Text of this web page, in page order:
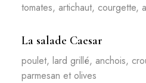
tomates, artichaut, courgette,
La salade Caesar
poulet, lard grillé, anchois,
parmesan et olives